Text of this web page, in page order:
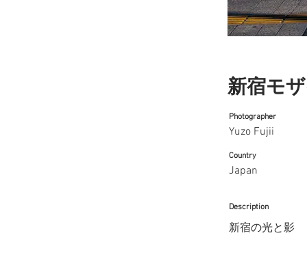
新宿モ
Photographer
Yuzo Fujii
Country
Japan
Description
新宿の光と影